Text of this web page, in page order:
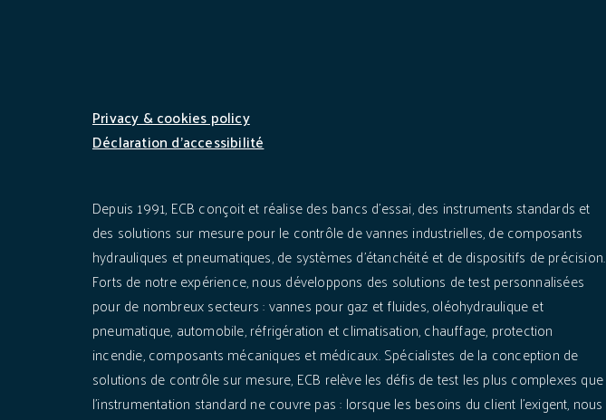
Privacy & cookies policy
Déclaration d’accessibilité
Depuis 1991, ECB conçoit et réalise des bancs d'essai, des instruments standards et
des solutions sur mesure pour le contrôle de vannes industrielles, de composants
hydrauliques et pneumatiques, de systèmes d'étanchéité et de dispositifs de précision.
Forts de notre expérience, nous développons des solutions de test personnalisées
pour de nombreux secteurs : vannes pour gaz et fluides, oléohydraulique et
pneumatique, automobile, réfrigération et climatisation, chauffage, protection
incendie, composants mécaniques et médicaux. Spécialistes de la conception de
solutions de contrôle sur mesure, ECB relève les défis de test les plus complexes que
l'instrumentation standard ne couvre pas : lorsque les besoins du client l'exigent, nous